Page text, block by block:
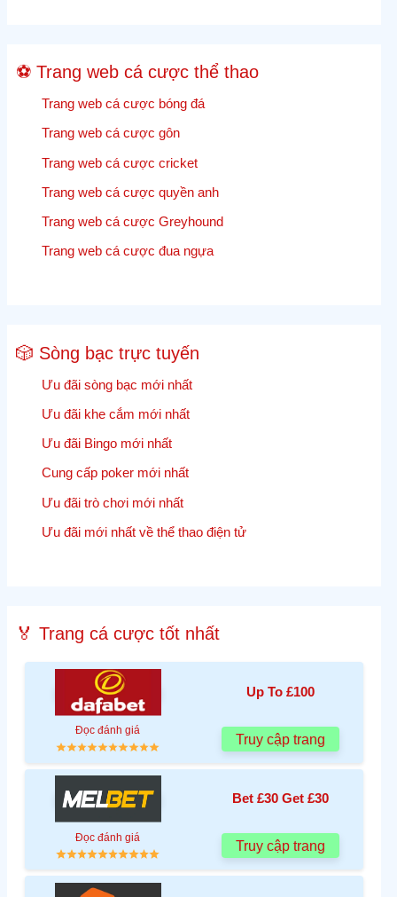
trực
tiếp
⚽ Trang web cá cược thể thao
Trang web cá cược bóng đá
Trang web cá cược gôn
Trang web cá cược cricket
Trang web cá cược quyền anh
Trang web cá cược Greyhound
Trang web cá cược đua ngựa
🎲 Sòng bạc trực tuyến
Ưu đãi sòng bạc mới nhất
Ưu đãi khe cắm mới nhất
Ưu đãi Bingo mới nhất
Cung cấp poker mới nhất
Ưu đãi trò chơi mới nhất
Ưu đãi mới nhất về thể thao điện tử
🏅 Trang cá cược tốt nhất
Up To £100
Đọc đánh giá
Truy cập trang
Bet £30 Get £30
Đọc đánh giá
Truy cập trang